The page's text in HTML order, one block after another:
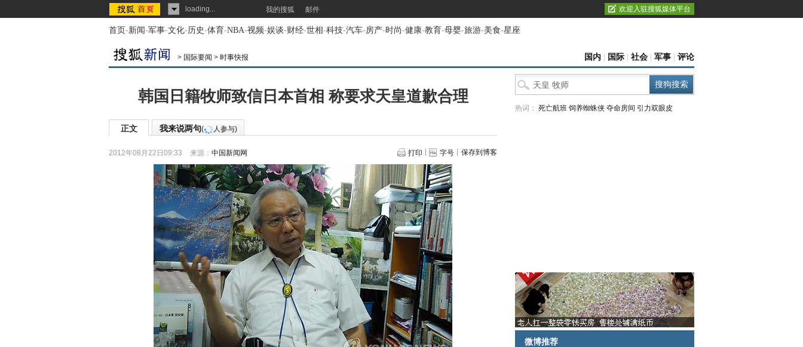
loading... 我的搜狐 邮件 欢迎入驻搜狐媒体平台
首页-新闻-军事-文化-历史-体育-NBA-视频-娱谈-财经-世相-科技-汽车-房产-时尚-健康-教育-母婴-旅游-美食-星座
> 国际要闻 > 时事快报 国内 国际 社会 军事 评论
韩国日籍牧师致信日本首相 称要求天皇道歉合理
正文 我来说两句( 人参与)
2012年08月22日09:33 来源： 中国新闻网 打印 字号 保存到博客
热词： 死亡航班 饲养蜘蛛侠 夺命房间 引力双眼皮
微博推荐